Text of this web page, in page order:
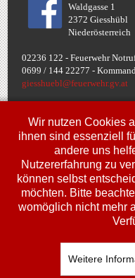
Waldgasse 1
2372 Giesshübl
Niederösterreich
02236 122 - Feuerwehr
0699 / 144 22277 - Komman
giesshuebl@feuerwehr.gv.at
Termine
Fr, 10. Jul.
00:00 Uhr
Jugendbewerbe FJLA
Sa, 11. Jul.
00:00 Uhr
Jugendbewerbe FJLA
Uhr
Jugendbewerbe FJLA
Wir nutzen Cookies
ihnen sind essenziell
andere uns
Nutzererfahrung zu
können selbst
möchten. Bitte
womöglich nicht mehr
Weitere